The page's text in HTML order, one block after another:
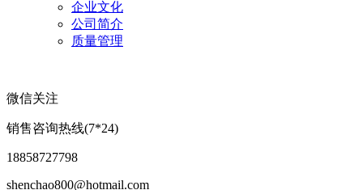
企业文化
公司简介
质量管理
微信关注
销售咨询热线(7*24)
18858727798
shenchao800@hotmail.com